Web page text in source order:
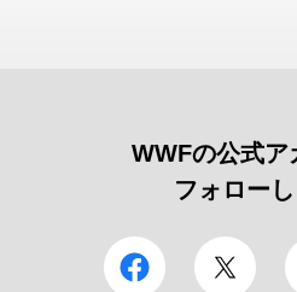
WWFの公式ア
フォローし
facebook